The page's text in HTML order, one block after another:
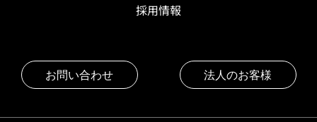
採用情報
お問い合わせ 法人のお客様